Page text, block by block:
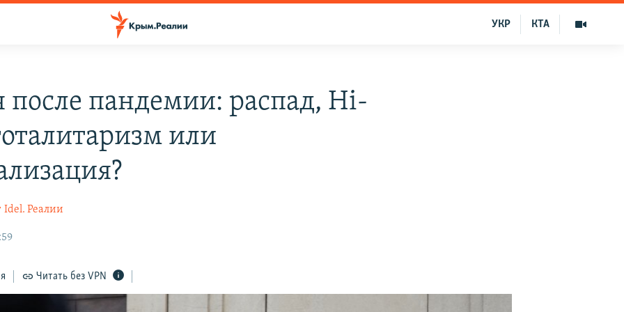
КТА
УКР
после пандемии: распад, Hi-
или
Idel. Реалии
Читать без VPN